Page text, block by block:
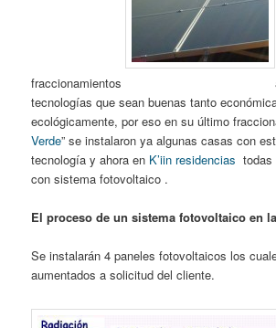
fraccionamientos
tecnologías que sean buenas tanto
ecológicamente, por eso en su último
Verde” se instalaron ya algunas casas con
tecnología y ahora en K’iin residenciastodas
con sistema fotovoltaico .
El proceso de un sistema fotovoltaico en
Se instalarán 4 paneles fotovoltaicos los
aumentados a solicitud del cliente.